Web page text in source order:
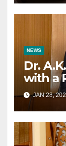
NEWS
Dr.
with a
JAN 28,